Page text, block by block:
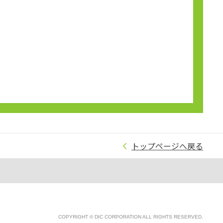
トップページへ戻る
COPYRIGHT © DIC CORPORATION ALL RIGHTS RESERVED.